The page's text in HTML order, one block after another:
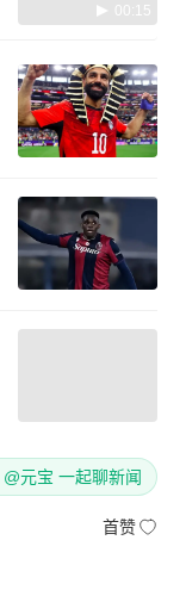
00:15
@元宝 一起聊新闻
首赞